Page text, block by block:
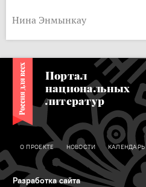
Нина Энмынкау
Портал
национальных
литератур
О ПРОЕКТЕ НОВОСТИ КАЛЕНДАРЬ
Разработка сайта